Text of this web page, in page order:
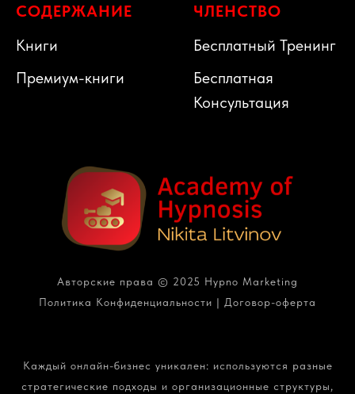
СОДЕРЖАНИЕ
Книги
Премиум-книги
ЧЛЕНСТВО
Бесплатный Тренинг
Бесплатная
Консультация
Авторские права © 2025 Hypno Marketing
Политика Конфиденциальности | Договор-оферта
Каждый онлайн-бизнес уникален: используются разные
стратегические подходы и организационные структуры,